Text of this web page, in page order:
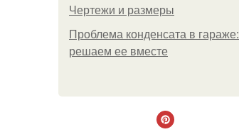
Чертежи и размеры
Проблема конденсата в гараже:
решаем ее вместе